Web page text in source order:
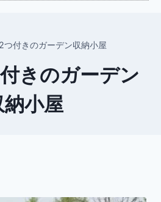
つ付きのガーデン収納小屋
きのガーデン
納小屋